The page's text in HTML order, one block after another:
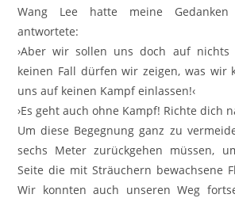
Wang Lee hatte meine
antwortete:
›Aber wir sollen uns doch auf
keinen Fall dürfen wir zeigen, was wir
uns auf keinen Kampf einlassen!‹
›Es geht auch ohne Kampf! Richte dich
Um diese Begegnung ganz zu
sechs Meter zurückgehen müssen,
Seite die mit Sträuchern bewachsene
Wir konnten auch unseren Weg